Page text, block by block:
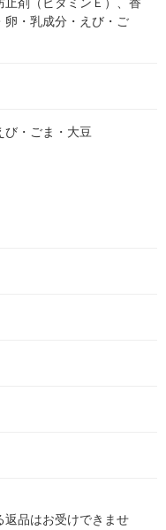
剤（ビタミンＥ）、香
卵・乳成分・えび・ご
び・ごま・大豆
返品はお受けできませ